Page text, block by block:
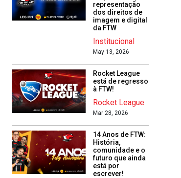
representação
dos direitos de
imagem e digital
da FTW
Institucional
May 13, 2026
Rocket League
está de regresso
à FTW!
Rocket League
Mar 28, 2026
14 Anos de FTW:
História,
comunidade e o
futuro que ainda
está por
escrever!